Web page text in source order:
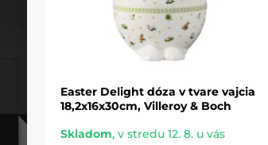
Easter Delight dóza v tvare vajcia
18,2x16x30cm, Villeroy & Boch
Skladom, v stredu 12. 8. u vás